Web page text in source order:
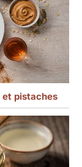
pistaches